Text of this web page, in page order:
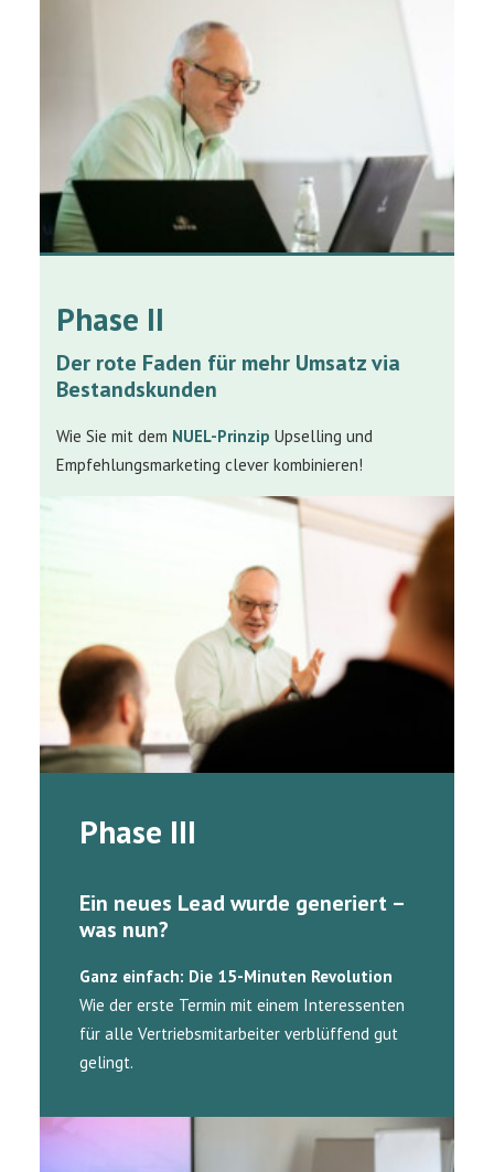
Phase II
Der rote Faden für mehr Umsatz via
Bestandskunden
Wie Sie mit dem NUEL-Prinzip Upselling und
Empfehlungsmarketing clever kombinieren!
Phase III
Ein neues Lead wurde generiert –
was nun?
Ganz einfach: Die 15-Minuten Revolution
Wie der erste Termin mit einem Interessenten
für alle Vertriebsmitarbeiter verblüffend gut
gelingt.